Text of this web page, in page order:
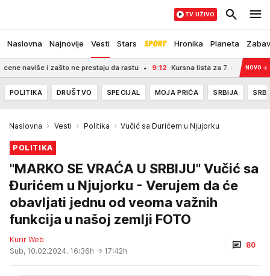
Naslovna Najnovije Vesti Stars Hronika Planeta
TV UŽIVO
i zašto ne prestaju da rastu 9:12 Kursna lista za 7. avgust 2026:
NOVO →
POLITIKA DRUŠTVO SPECIJAL MOJA PRIČA SRBIJA
Naslovna Vesti Politika Vučić sa Đurićem u Njujorku
POLITIKA
"MARKO SE VRAĆA U SRBIJU" Vučić sa
Đurićem u Njujorku - Verujem da će
obavljati jednu od veoma važnih
funkcija u našoj zemlji FOTO
Kurir Web
Sub, 10.02.2024. 16:36h → 17:42h
80